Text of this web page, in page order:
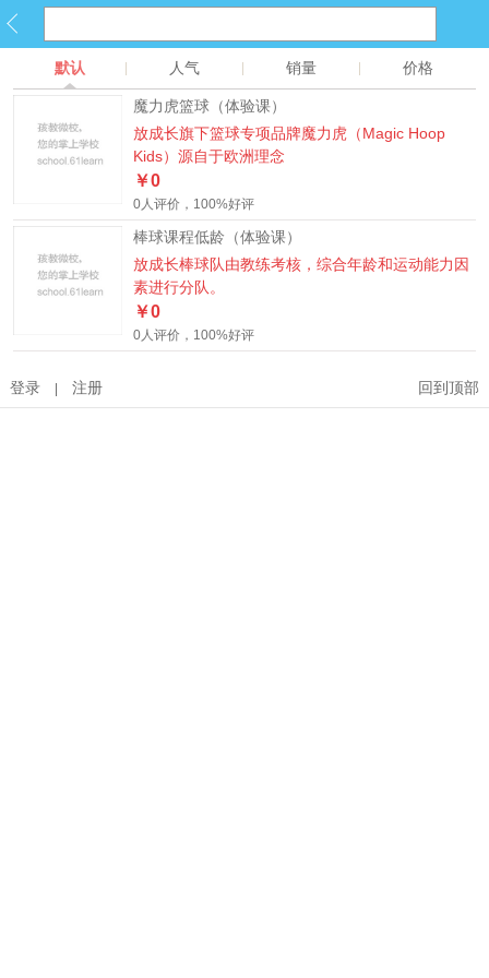
默认 人气 销量 价格
魔力虎篮球（体验课）
放成长旗下篮球专项品牌魔力虎（Magic Hoop
Kids）源自于欧洲理念
￥0
0人评价，100%好评
棒球课程低龄（体验课）
放成长棒球队由教练考核，综合年龄和运动能力因
素进行分队。
￥0
0人评价，100%好评
登录 注册 回到顶部